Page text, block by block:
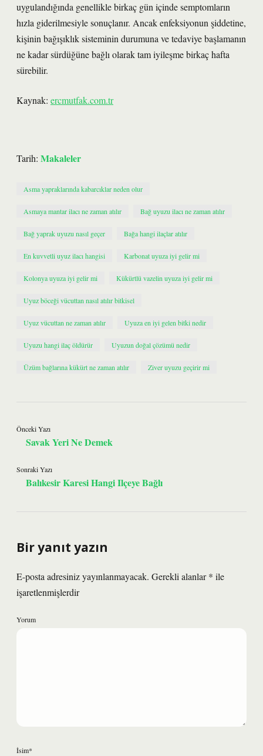
uygulandığında genellikle birkaç gün içinde semptomların
hızla giderilmesiyle sonuçlanır. Ancak enfeksiyonun şiddetine,
kişinin bağışıklık sisteminin durumuna ve tedaviye başlamanın
ne kadar sürdüğüne bağlı olarak tam iyileşme birkaç hafta
sürebilir.
Kaynak: ercmutfak.com.tr
Tarih: Makaleler
Asma yapraklarında kabarcıklar neden olur
Asmaya mantar ilacı ne zaman atılır Bağ uyuzu ilacı ne zaman atılır
Bağ yaprak uyuzu nasıl geçer Bağa hangi ilaçlar atılır
En kuvvetli uyuz ilacı hangisi Karbonat uyuza iyi gelir mi
Kolonya uyuza iyi gelir mi Kükürtlü vazelin uyuza iyi gelir mi
Uyuz böceği vücuttan nasıl atılır bitkisel
Uyuz vücuttan ne zaman atılır Uyuza en iyi gelen bitki nedir
Uyuzu hangi ilaç öldürür Uyuzun doğal çözümü nedir
Üzüm bağlarına kükürt ne zaman atılır Ziver uyuzu geçirir mi
Önceki Yazı
Savak Yeri Ne Demek
Sonraki Yazı
Balıkesir Karesi Hangi Ilçeye Bağlı
Bir yanıt yazın
E-posta adresiniz yayınlanmayacak. Gerekli alanlar* ile
işaretlenmişlerdir
Yorum
İsim*